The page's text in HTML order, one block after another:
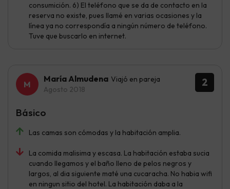
consumición. 6) El teléfono que se da de contacto en la
reserva no existe, pues llamé en varias ocasiones y la
línea ya no correspondía a ningún número de teléfono.
Tuve que buscarlo en internet.
2
María Almudena Viajó en pareja
Agosto 2018
Las camas son cómodas y la habitación amplia.
La comida malisima y escasa. La habitación estaba sucia
cuando llegamos y el baño lleno de pelos negros y
largos, al dia siguiente maté una cucaracha. No habia wifi
en ningun sitio del hotel. La habitación daba a la
Básico